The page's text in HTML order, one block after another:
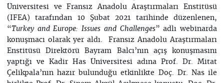
Üniversitesi ve Fransız Anadolu Araştırmaları Enstitüsü
(IFEA) tarafından 10 Şubat 2021 tarihinde düzenlenen,
“Turkey and Europe: Issues and Challenges” adlı webinarda
konuşmacı olarak yer aldı. Fransız Anadolu Araştırmaları
Enstitüsü Direktörü Bayram Balcı’nın açış konuşmasını
yaptığı ve Kadir Has Üniversitesi adına Prof. Dr. Mitat
Çelikpala’nın hazır bulunduğu etkinlikte Doç. Dr. Nas ile